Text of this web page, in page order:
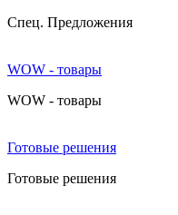
Cпец. Предложения
WOW - товары
WOW - товары
Готовые решения
Готовые решения